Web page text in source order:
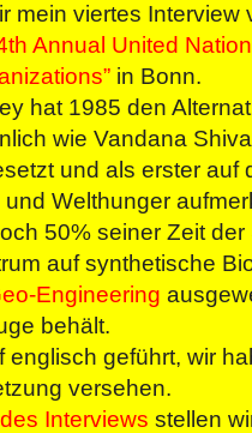
mein viertes Interview
Annual United
in Bonn.
hat 1985 den
wie Vandana
und als erster auf
Welthunger
50% seiner Zeit
auf synthetische
Engineering
behält.
englisch geführt, wir
versehen.
Interviews stellen